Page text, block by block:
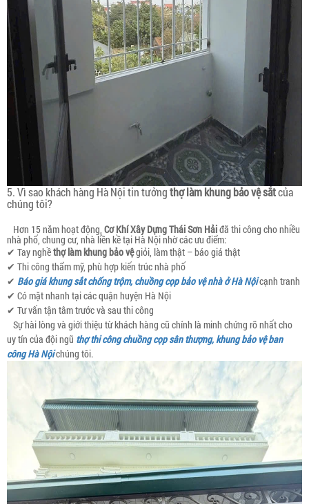
5. Vì sao khách hàng Hà Nội tin tưởngthợ làm khung bảo vệ sắtcủa
chúng tôi?
Hơn 15 năm hoạt động, Cơ Khí Xây Dựng Thái Sơn Hảiđã thi công cho nhiều
nhà phố, chung cư, nhà liền kề tại Hà Nội nhờ các ưu điểm:
✔ Tay nghềthợ làm khung bảo vệgiỏi, làm thật – báo giá thật
✔ Thi công thẩm mỹ, phù hợp kiến trúc nhà phố
✔ Báo giá khung sắt chống trộm, chuồng cọp bảo vệ nhà ở Hà Nộicạnh tranh
✔ Có mặt nhanh tại các quận huyện Hà Nội
✔ Tư vấn tận tâm trước và sau thi công
Sự hài lòng và giới thiệu từ khách hàng cũ chính là minh chứng rõ nhất cho
uy tín của đội ngũ thợ thi công chuồng cọp sân thượng, khung bảo vệ ban
công Hà Nộichúng tôi.